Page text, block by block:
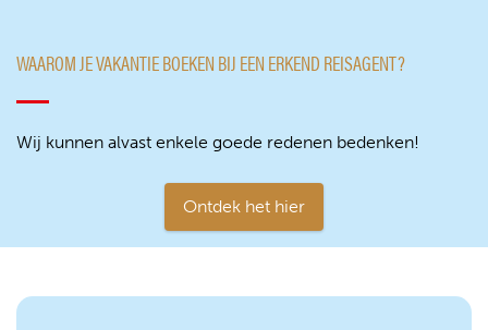
WAAROM JE VAKANTIE BOEKEN BIJ EEN ERKEND REISAGENT?
Wij kunnen alvast enkele goede redenen bedenken!
Ontdek het hier